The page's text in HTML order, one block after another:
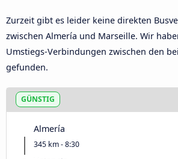
Zurzeit gibt es leider keine direkten
zwischen Almería und Marseille. Wir
Umstiegs-Verbindungen zwischen den
gefunden.
GÜNSTIG
Almería
345 km - 8:30